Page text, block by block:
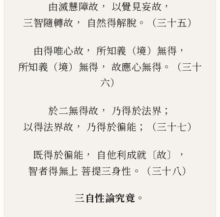
由滅慧障故 ， 以覺見妄故 ，
三智隨轉故 ， 自然得解脫 。 （三十五）
由得唯心故 ， 所知義（境）無得 ，
所知義（境）無得 ， 故應心無得 。
（三十
六）
於二無得故 ， 乃得於法界 ；
以得法界故 ， 乃得於徧能 ； （三十七）
既得於徧能 ， 自他利成就 〔故〕，
智者得無上 菩提三身性 。 （三十八）
三自性論究竟 。